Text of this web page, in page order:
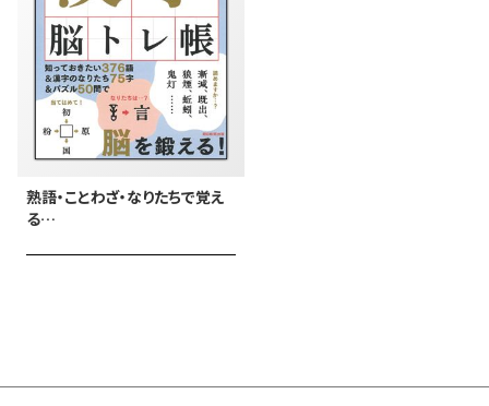
熟語・ことわざ・なりたちで覚え
る